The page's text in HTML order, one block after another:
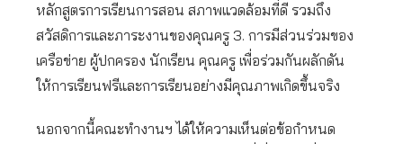
หลักสูตรการเรียนการสอน สภาพแวดล้อมที่ดี รวมถึง
สวัสดิการและภาระงานของคุณครู 3. การมีส่วนร่วมของ
เครือข่าย ผู้ปกครอง นักเรียน คุณครู เพื่อร่วมกันผลักดัน
ให้การเรียนฟรีและการเรียนอย่างมีคุณภาพเกิดขึ้นจริง
นอกจากนี้คณะทำงานฯ ได้ให้ความเห็นต่อข้อกำหนด